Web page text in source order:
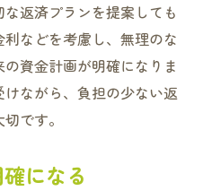
返済プランを提案しても
などを考慮し、無理のな
資金計画が明確になりま
ながら、負担の少ない返
です。
になる